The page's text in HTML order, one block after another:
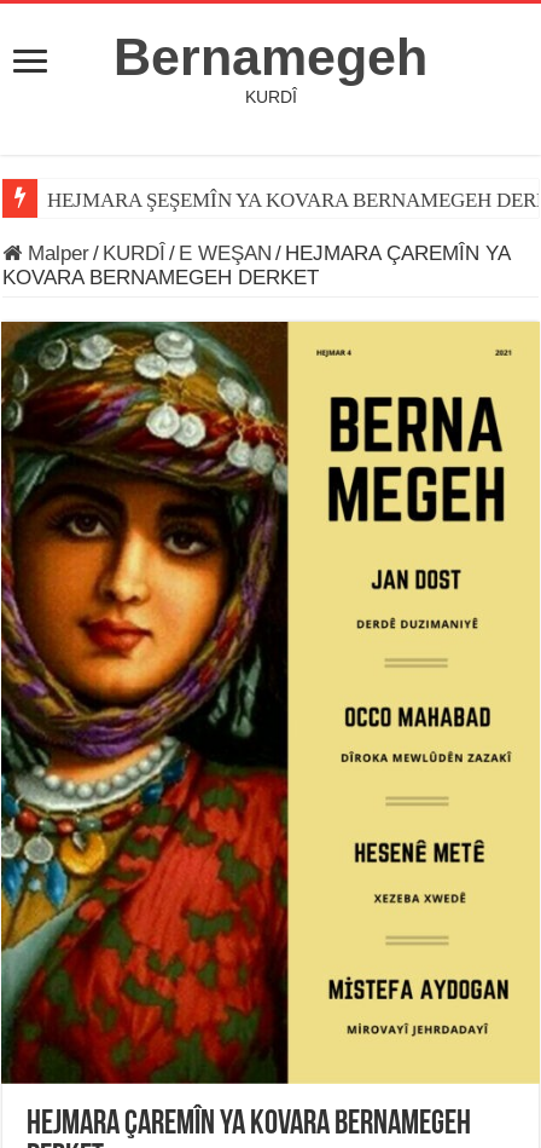
Bernamegeh
KURDÎ
HEJMARA ŞEŞEMÎN YA KOVARA BERNAMEGEH
Malper/ KURDÎ / E WEŞAN / HEJMARA ÇAREMÎN YA
KOVARA BERNAMEGEH DERKET
HEJMARA ÇAREMÎN YA KOVARA BERNAMEGEH